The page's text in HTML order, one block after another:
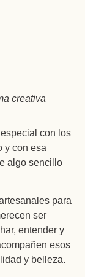
creativa
con los
y con esa
algo sencillo
para
ser
entender y
esos
y belleza.